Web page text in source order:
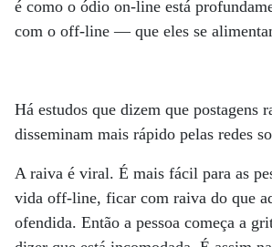
é como o ódio on-line está
com o off-line — que eles se
Há estudos que dizem que postagens
disseminam mais rápido pelas redes
A raiva é viral. É mais fácil para as
vida off-line, ficar com raiva do que
ofendida. Então a pessoa começa a